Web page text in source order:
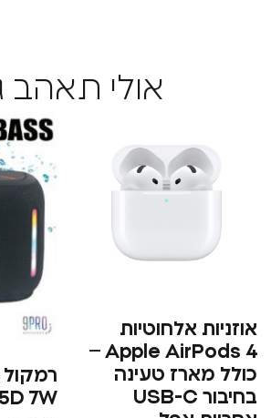
אולי תאהב גם
אלחוטיות
Apple AirPods 4 –
טעינה
בחיבור USB-C
55D 7W